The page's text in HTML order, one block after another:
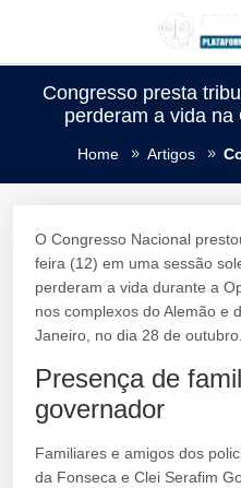
Congresso presta
perderam a vida
Home Artigos
O Congresso Nacional
feira (12) em uma sessão
perderam a vida durante a
nos complexos do Alemão e
Janeiro, no dia 28 de outubro.
Presença de
governador
Familiares e amigos dos
da Fonseca e Clei Serafim